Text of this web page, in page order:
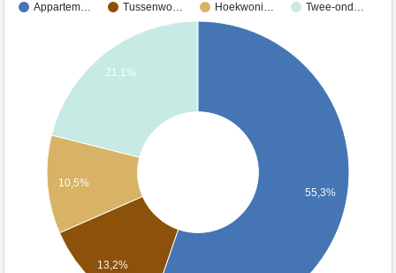
Appartem… Tussenwo… Hoekwoni… Twee-ond…
21,1%
10,5%
13,2%
55,3%